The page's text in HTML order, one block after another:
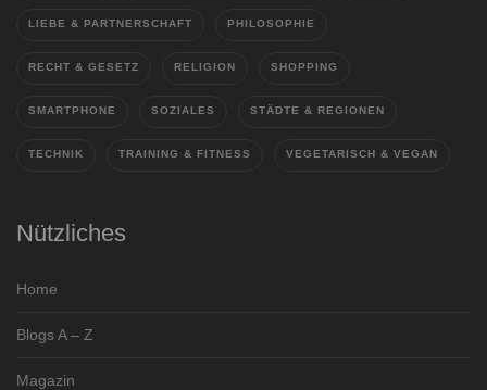
LIEBE & PARTNERSCHAFT PHILOSOPHIE
RECHT & GESETZ RELIGION SHOPPING
SMARTPHONE SOZIALES STÄDTE & REGIONEN
TECHNIK TRAINING & FITNESS VEGETARISCH & VEGAN
Nützliches
Home
Blogs A – Z
Magazin